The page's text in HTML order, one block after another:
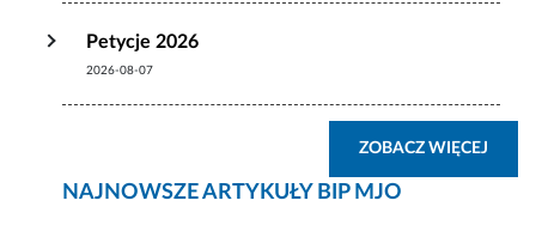
Petycje 2026
2026-08-07
ZOBACZ WIĘCEJ
NAJNOWSZE ARTYKUŁY BIP MJO